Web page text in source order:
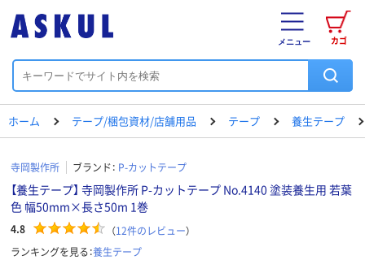
カゴ
メニュー
ホーム テープ/梱包資材/店舗用品 テープ 養生テープ
寺岡製作所 ブランド： P-カットテープ
【養生テープ】 寺岡製作所 P-カットテープ No.4140 塗装養生用 若葉
色 幅50mm×長さ50m 1巻
4.8 （12件のレビュー）
ランキングを見る：養生テープ